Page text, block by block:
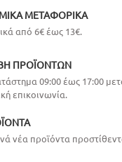
ΜΕΤΑΦΟΡΙΚΆ
από 6€ έως 13€.
ΠΡΟΪΌΝΤΩΝ
09:00 έως 17:00
επικοινωνία.
νέα προϊόντα